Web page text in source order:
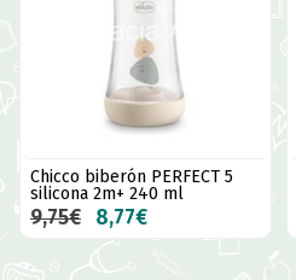
Chicco biberón PERFECT 5
silicona 2m+ 240 ml
9,75€ 8,77€